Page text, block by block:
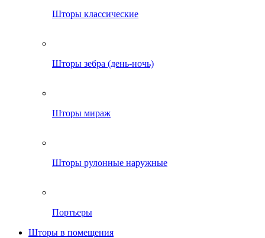
Шторы классические
Шторы зебра (день-ночь)
Шторы мираж
Шторы рулонные наружные
Портьеры
Шторы в помещения